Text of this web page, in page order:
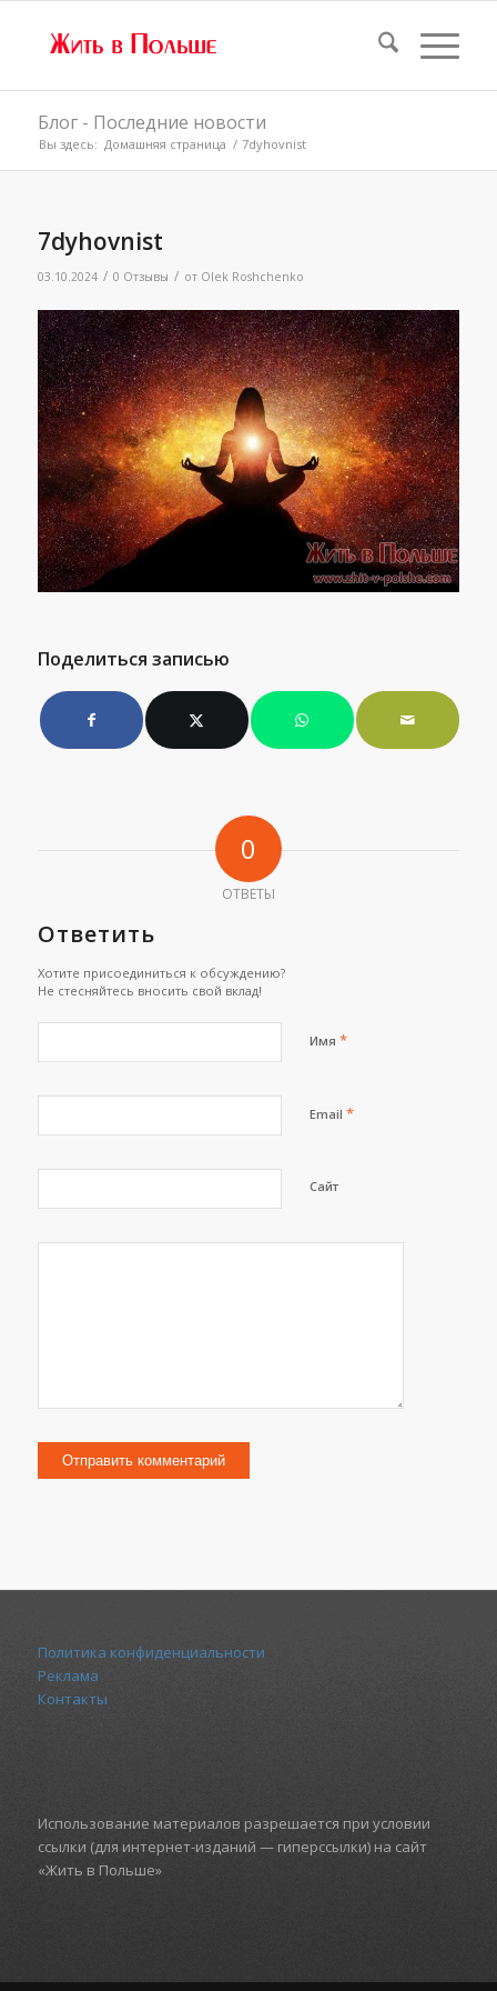
Блог - Последние новости
Вы здесь: Домашняя страница / 7dyhovnist
7dyhovnist
03.10.2024 / 0 Отзывы / от Olek Roshchenko
Поделиться записью
0
ОТВЕТЫ
Ответить
Хотите присоединиться к обсуждению?
Не стесняйтесь вносить свой вклад!
Имя *
Email *
Сайт
Политика конфиденциальности
Реклама
Контакты
Использование материалов разрешается при условии
ссылки (для интернет-изданий — гиперссылки) на сайт
«Жить в Польше»